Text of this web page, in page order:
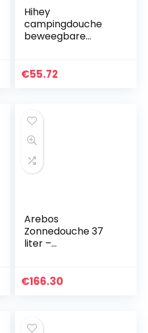
Hihey
campingdouche
beweegbare
installatieset
tuin…
€55.72
Arebos
Zonnedouche 37
liter –
Tuindouche met
douchekop – Met…
€166.30